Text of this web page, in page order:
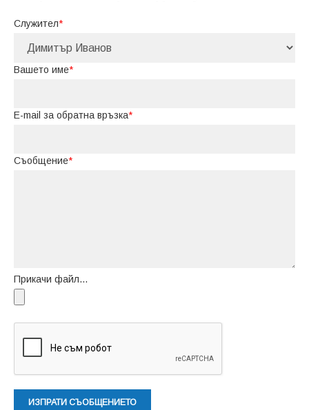
Служител*
Вашето име*
E-mail за обратна връзка*
Съобщение*
Прикачи файл...